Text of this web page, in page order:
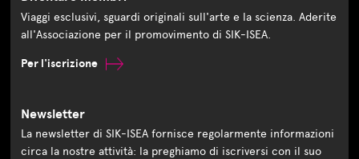
Viaggi esclusivi, sguardi originali sull'arte e la scienza. Aderite
all'Associazione per il promovimento di SIK-ISEA.
Per l'iscrizione
Newsletter
La newsletter di SIK-ISEA fornisce regolarmente informazioni
circa la nostre attività: la preghiamo di iscriversi con il suo